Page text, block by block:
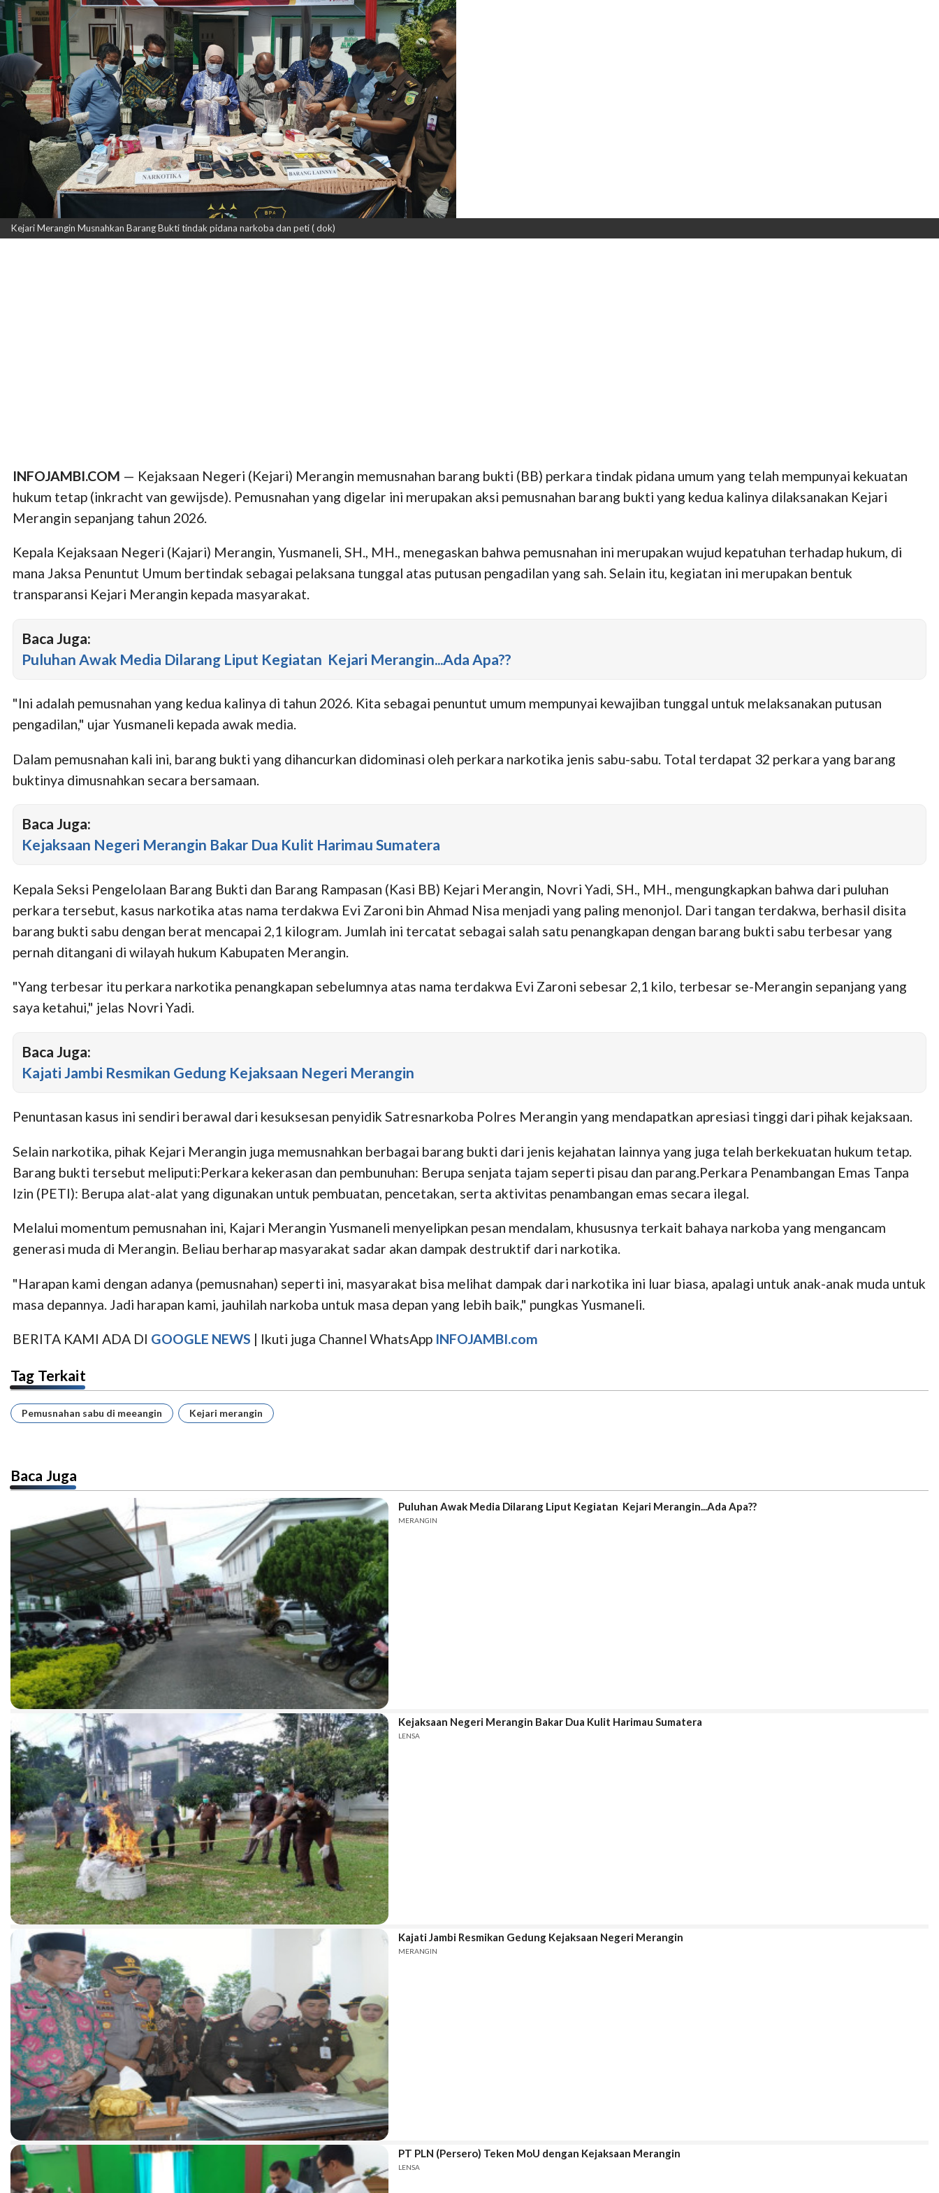
Kejari Merangin Musnahkan Barang Bukti tindak pidana narkoba dan peti ( dok)
INFOJAMBI.COM — Kejaksaan Negeri (Kejari) Merangin memusnahan barang bukti (BB) perkara tindak pidana umum yang telah mempunyai kekuatan
hukum tetap (inkracht van gewijsde). Pemusnahan yang digelar ini merupakan aksi pemusnahan barang bukti yang kedua kalinya dilaksanakan Kejari
Merangin sepanjang tahun 2026.
Kepala Kejaksaan Negeri (Kajari) Merangin, Yusmaneli, SH., MH., menegaskan bahwa pemusnahan ini merupakan wujud kepatuhan terhadap hukum, di
mana Jaksa Penuntut Umum bertindak sebagai pelaksana tunggal atas putusan pengadilan yang sah. Selain itu, kegiatan ini merupakan bentuk
transparansi Kejari Merangin kepada masyarakat.
Baca Juga:
Puluhan Awak Media Dilarang Liput Kegiatan Kejari Merangin...Ada Apa??
"Ini adalah pemusnahan yang kedua kalinya di tahun 2026. Kita sebagai penuntut umum mempunyai kewajiban tunggal untuk melaksanakan putusan
pengadilan," ujar Yusmaneli kepada awak media.
Dalam pemusnahan kali ini, barang bukti yang dihancurkan didominasi oleh perkara narkotika jenis sabu-sabu. Total terdapat 32 perkara yang barang
buktinya dimusnahkan secara bersamaan.
Baca Juga:
Kejaksaan Negeri Merangin Bakar Dua Kulit Harimau Sumatera
Kepala Seksi Pengelolaan Barang Bukti dan Barang Rampasan (Kasi BB) Kejari Merangin, Novri Yadi, SH., MH., mengungkapkan bahwa dari puluhan
perkara tersebut, kasus narkotika atas nama terdakwa Evi Zaroni bin Ahmad Nisa menjadi yang paling menonjol. Dari tangan terdakwa, berhasil disita
barang bukti sabu dengan berat mencapai 2,1 kilogram. Jumlah ini tercatat sebagai salah satu penangkapan dengan barang bukti sabu terbesar yang
pernah ditangani di wilayah hukum Kabupaten Merangin.
"Yang terbesar itu perkara narkotika penangkapan sebelumnya atas nama terdakwa Evi Zaroni sebesar 2,1 kilo, terbesar se-Merangin sepanjang yang
saya ketahui," jelas Novri Yadi.
Baca Juga:
Kajati Jambi Resmikan Gedung Kejaksaan Negeri Merangin
Penuntasan kasus ini sendiri berawal dari kesuksesan penyidik Satresnarkoba Polres Merangin yang mendapatkan apresiasi tinggi dari pihak kejaksaan.
Selain narkotika, pihak Kejari Merangin juga memusnahkan berbagai barang bukti dari jenis kejahatan lainnya yang juga telah berkekuatan hukum tetap.
Barang bukti tersebut meliputi:Perkara kekerasan dan pembunuhan: Berupa senjata tajam seperti pisau dan parang.Perkara Penambangan Emas Tanpa
Izin (PETI): Berupa alat-alat yang digunakan untuk pembuatan, pencetakan, serta aktivitas penambangan emas secara ilegal.
Melalui momentum pemusnahan ini, Kajari Merangin Yusmaneli menyelipkan pesan mendalam, khususnya terkait bahaya narkoba yang mengancam
generasi muda di Merangin. Beliau berharap masyarakat sadar akan dampak destruktif dari narkotika.
"Harapan kami dengan adanya (pemusnahan) seperti ini, masyarakat bisa melihat dampak dari narkotika ini luar biasa, apalagi untuk anak-anak muda untuk
masa depannya. Jadi harapan kami, jauhilah narkoba untuk masa depan yang lebih baik," pungkas Yusmaneli.
BERITA KAMI ADA DI GOOGLE NEWS | Ikuti juga Channel WhatsApp INFOJAMBI.com
Tag Terkait
Pemusnahan sabu di meeangin Kejari merangin
Baca Juga
Puluhan Awak Media Dilarang Liput Kegiatan Kejari Merangin...Ada Apa??
MERANGIN
Kejaksaan Negeri Merangin Bakar Dua Kulit Harimau Sumatera
LENSA
Kajati Jambi Resmikan Gedung Kejaksaan Negeri Merangin
MERANGIN
PT PLN (Persero) Teken MoU dengan Kejaksaan Merangin
LENSA